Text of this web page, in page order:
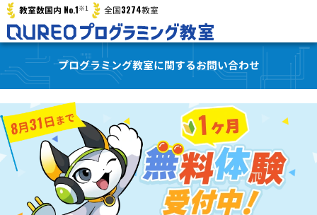
教室数国内 No.1※1 全国3274教室
プログラミング教室に関するお問い合わせ